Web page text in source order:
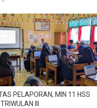
PELAPORAN, MIN 11 HSS
III